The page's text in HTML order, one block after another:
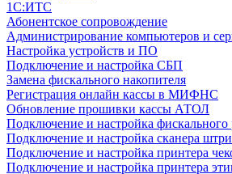
1C:ИТС
Абонентское сопровождение
Администрирование компьютеров и
Настройка устройств и ПО
Подключение и настройка СБП
Замена фискального накопителя
Регистрация онлайн кассы в МИФНС
Обновление прошивки кассы АТОЛ
Подключение и настройка фискального
Подключение и настройка сканера
Подключение и настройка принтера
Подключение и настройка принтера